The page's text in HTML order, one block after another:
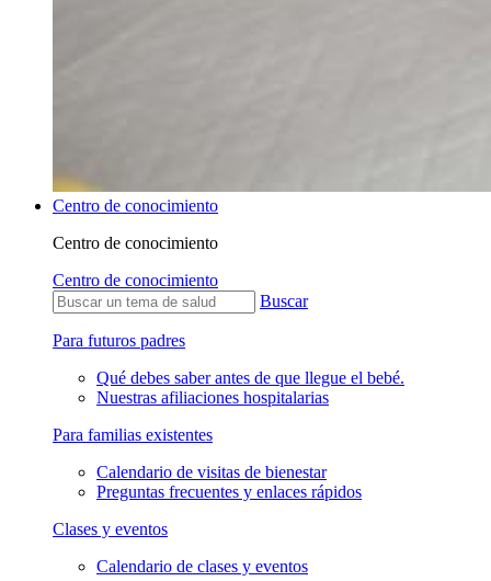
Centro de conocimiento
Centro de conocimiento
Centro de conocimiento
Buscar
Para futuros padres
Qué debes saber antes de que llegue el bebé.
Nuestras afiliaciones hospitalarias
Para familias existentes
Calendario de visitas de bienestar
Preguntas frecuentes y enlaces rápidos
Clases y eventos
Calendario de clases y eventos